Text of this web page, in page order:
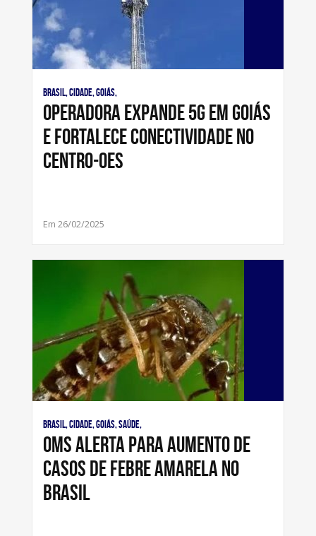
Brasil, Cidade, Goiás,
Operadora expande 5G em Goiás
e fortalece conectividade no
Centro-Oes
Em 26/02/2025
Brasil, Cidade, Goiás, Saúde,
OMS alerta para aumento de
casos de febre amarela no
Brasil